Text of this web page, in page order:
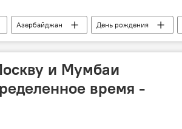
Азербайджан День рождения
школа
и Мумбаи
время -